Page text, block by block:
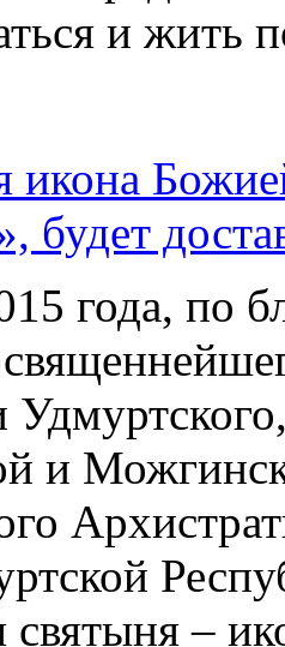
и жить
икона
будет
года, по
и
святыня –